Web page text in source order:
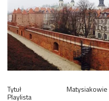
Tytuł Matysiakowie
Playlista